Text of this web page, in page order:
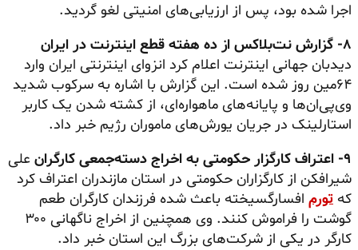
اجرا شده بود، پس از ارزیابی‌های امنیتی لغو گردید.
۸- گزارش نت‌بلاکس از ده هفته قطع اینترنت در ایران
دیدبان جهانی اینترنت اعلام کرد انزوای اینترنتی ایران وارد
۶۴مین روز شده است. این گزارش با اشاره به سرکوب شدید
وی‌پی‌ان‌ها و پایانه‌های ماهواره‌ای، از کشته شدن یک کاربر
استارلینک در جریان یورش‌های ماموران رژیم خبر داد.
۹- اعتراف کارگزار حکومتی به اخراج دسته‌جمعی کارگران
علی
شیرافکن از کارگزاران حکومتی در استان مازندران اعتراف کرد
که تورم افسارگسیخته باعث شده فرزندان کارگران طعم
گوشت را فراموش کنند. وی همچنین از اخراج ناگهانی ۳۰۰
کارگر در یکی از شرکت‌های بزرگ این استان خبر داد.